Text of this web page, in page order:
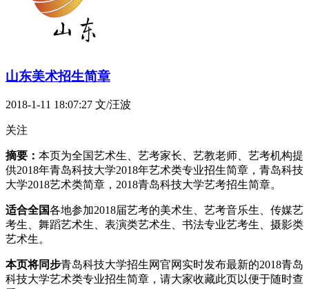
山东美术招生简章
2018-1-11 18:07:27 文/汪波
关注
摘要： 本页为全国艺术生、艺考家长、艺教老师、艺考机构提
供2018年青岛科技大学2018年艺术类专业招生简章，青岛科技
大学2018艺术类简章，2018青岛科技大学艺考招生简章。
适合全国各地参加2018届艺考的美术生、艺考音乐生、传媒艺
考生、舞蹈艺术生、表演类艺术生、书法专业艺考生、摄影类
艺术生。
本页将同步青岛科技大学招生网官网实时发布最新的2018青岛
科技大学艺术类专业招生简章，请大家收藏此页以便于随时查